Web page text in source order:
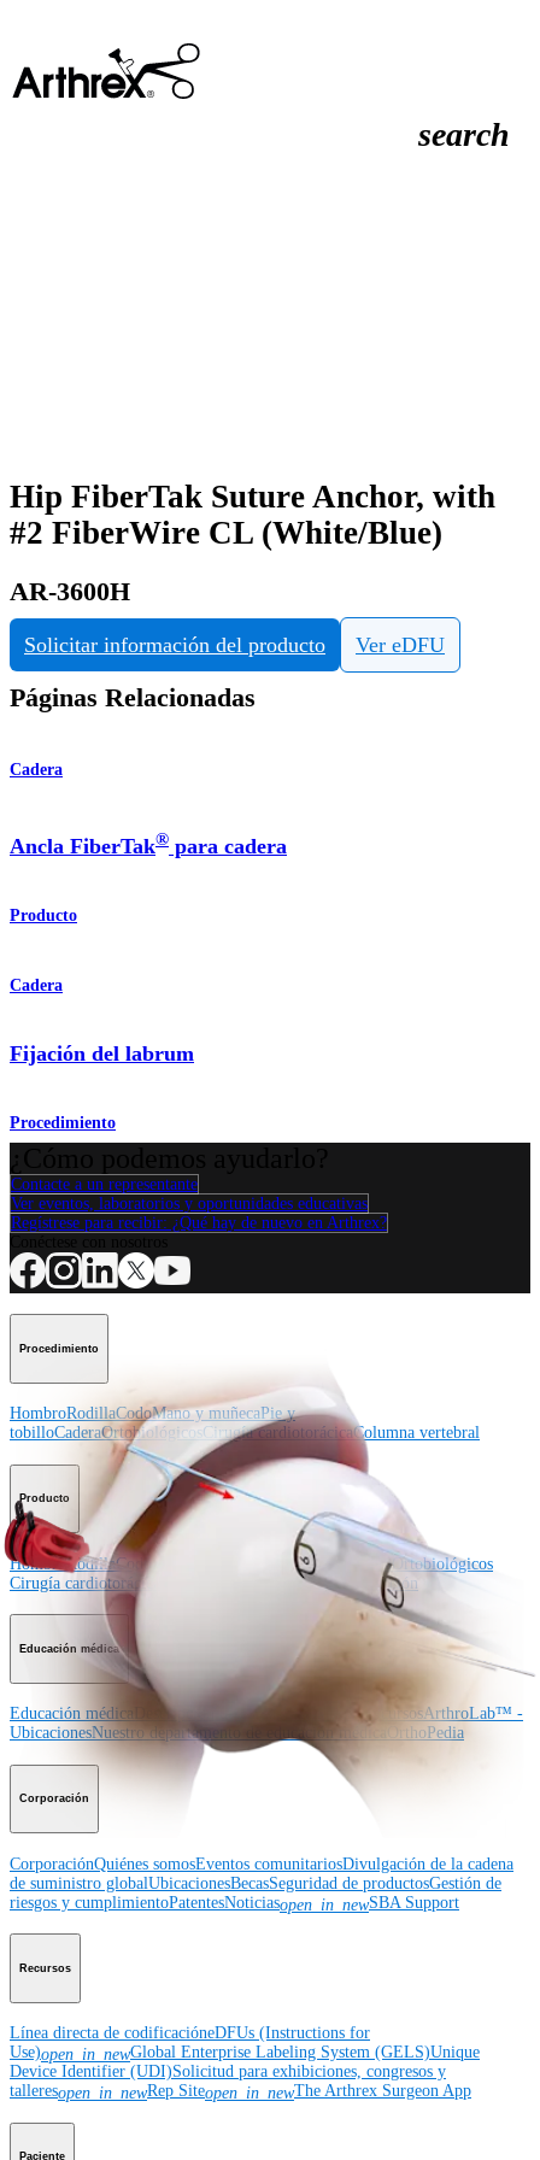
search
Hip FiberTak Suture Anchor, with
#2 FiberWire CL (White/Blue)
AR-3600H
Solicitar información del producto Ver eDFU
Páginas Relacionadas
Cadera
Ancla FiberTak® para cadera
Producto
Cadera
Fijación del labrum
Procedimiento
Contacte a un representante
Ver eventos, laboratorios y oportunidades educativas
Regístrese para recibir: ¿Qué hay de nuevo en Arthrex?
Procedimiento
HombroRodillaCodoMano y muñecaPie y
tobilloCaderaOrtobiológicosCirugía cardiotorácicaColumna vertebral
Producto
HombroRodillaCodoMano y muñeca Pie y tobillo CaderaOrtobiológicos
Cirugía cardiotorácica
Imagen y resección
Educación médica
Educación médica Descripción de cursos Calendario de cursosArthroLab™ -
UbicacionesNuestro departamento de educación médica OrthoPedia
Corporación
CorporaciónQuiénes somosEventos comunitariosDivulgación de la cadena
de suministro globalUbicacionesBecasSeguridad de productosGestión de
riesgos y cumplimientoPatentesNoticiasopen_in_newSBA Support
Recursos
Línea directa de codificacióneDFUs (Instructions for
Use)open_in_newGlobal Enterprise Labeling System (GELS)Unique
Device Identifier (UDI)Solicitud para exhibiciones, congresos y
talleresopen_in_newRep Siteopen_in_newThe Arthrex Surgeon App
Paciente